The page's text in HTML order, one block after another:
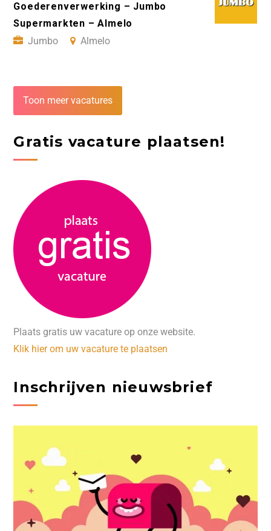
Goederenverwerking – Jumbo
Supermarkten – Almelo
Jumbo
Almelo
Toon meer vacatures
Gratis vacature plaatsen!
Plaats gratis uw vacature op onze website.
Klik hier om uw vacature te plaatsen
Inschrijven nieuwsbrief